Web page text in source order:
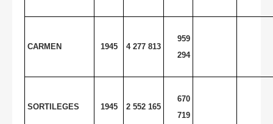
CARMEN 1945 4 277 813
959
294
SORTILEGES 1945 2 552 165
670
719